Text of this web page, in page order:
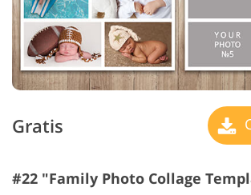
Gratis
#22 "Family Photo Collage